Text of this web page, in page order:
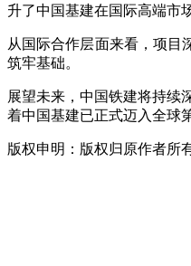
升了中国基建在国际高端市
从国际合作层面来看，项目
筑牢基础。
展望未来，中国铁建将持续
着中国基建已正式迈入全球
版权申明：版权归原作者所